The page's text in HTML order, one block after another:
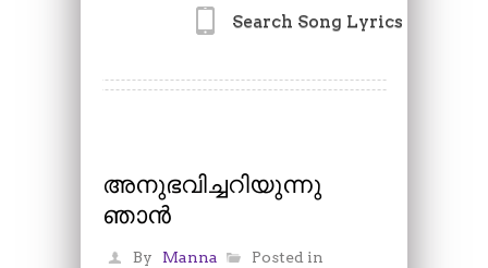
Search Song Lyrics
അനുഭവിച്ചറിയുന്നു
ഞാൻ
By Manna
Posted in